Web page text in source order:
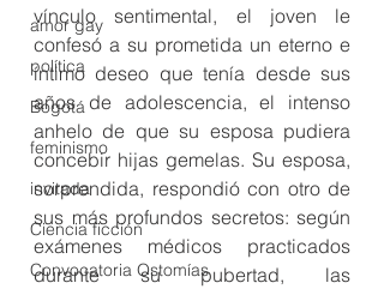
amor gay
política
Bogotá
feminismo
invitada
Ciencia ficción
Convocatoria Ostomías
vínculo sentimental, el joven le
confesó a su prometida un eterno e
íntimo deseo que tenía desde sus
años de adolescencia, el intenso
anhelo de que su esposa pudiera
concebir hijas gemelas. Su esposa,
sorprendida, respondió con otro de
sus más profundos secretos: según
exámenes médicos practicados
durante su pubertad, las